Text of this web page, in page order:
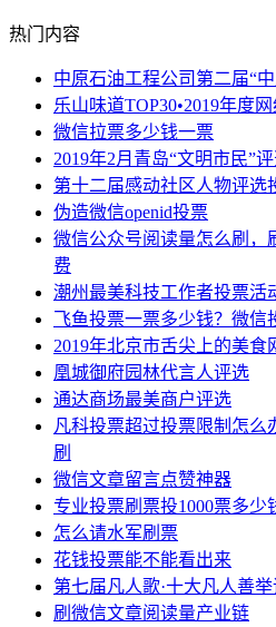
热门内容
中原石油工程公司第二届“
乐山味道TOP30•2019年度
微信拉票多少钱一票
2019年2月青岛“文明市民”
第十二届感动社区人物评选
伪造微信openid投票
微信公众号阅读量怎么刷，
费
潮州最美科技工作者投票活
飞鱼投票一票多少钱？微信
2019年北京市舌尖上的美食
凰城御府园林代言人评选
通达商场最美商户评选
凡科投票超过投票限制怎
刷
微信文章留言点赞神器
专业投票刷票投1000票多少
怎么请水军刷票
花钱投票能不能看出来
第七届凡人歌·十大凡人善
刷微信文章阅读量产业链